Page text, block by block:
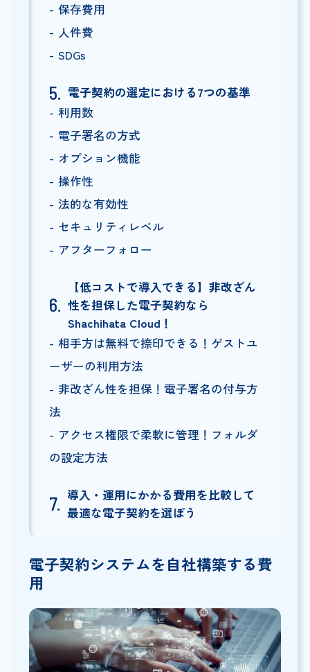
保存費用
人件費
SDGs
電子契約の選定における7つの基準
利用数
電子署名の方式
オプション機能
操作性
法的な有効性
セキュリティレベル
アフターフォロー
【低コストで導入できる】非改ざん
性を担保した電子契約なら
Shachihata Cloud！
相手方は無料で捺印できる！ゲストユ
ーザーの利用方法
非改ざん性を担保！電子署名の付与方
法
アクセス権限で柔軟に管理！フォルダ
の設定方法
導入・運用にかかる費用を比較して
最適な電子契約を選ぼう
電子契約システムを自社構築する費
用